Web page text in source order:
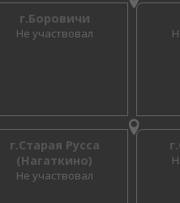
г.Боровичи
Не участвовал
г.Старая Русса
(Нагаткино)
Не участвовал